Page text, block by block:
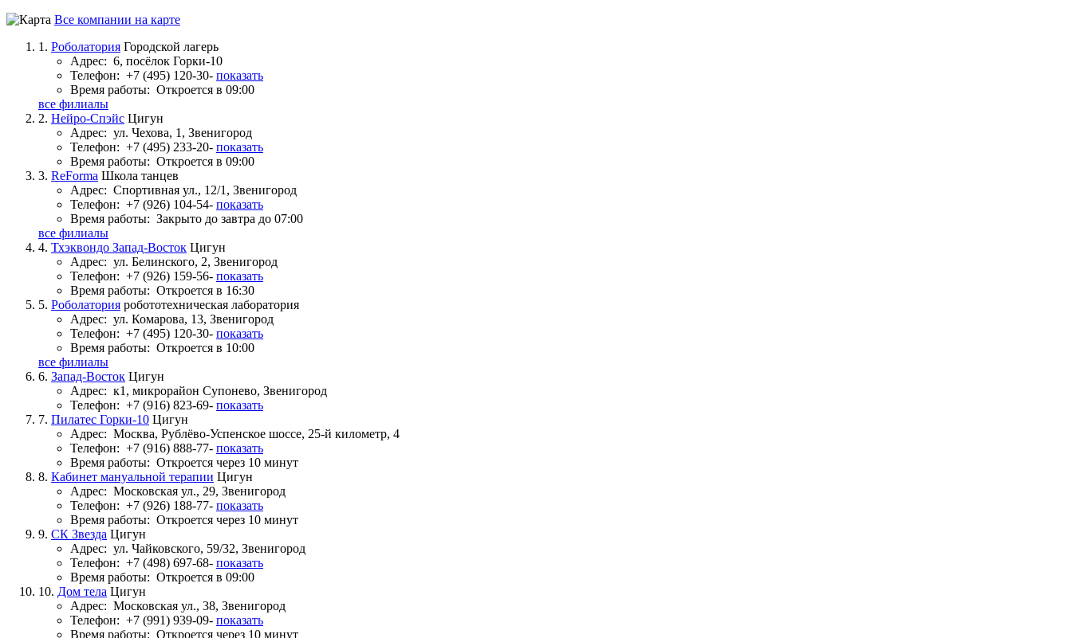
Все компании на карте
1. Роболатория Городской лагерь
Адрес: 6, посёлок Горки-10
Телефон: +7 (495) 120-30- показать
Время работы: Откроется в 09:00
все филиалы
2. Нейро-Спэйс Цигун
Адрес: ул. Чехова, 1, Звенигород
Телефон: +7 (495) 233-20- показать
Время работы: Откроется в 09:00
3. ReForma Школа танцев
Адрес: Спортивная ул., 12/1, Звенигород
Телефон: +7 (926) 104-54- показать
Время работы: Закрыто до завтра до 07:00
все филиалы
4. Тхэквондо Запад-Восток Цигун
Адрес: ул. Белинского, 2, Звенигород
Телефон: +7 (926) 159-56- показать
Время работы: Откроется в 16:30
5. Роболатория робототехническая лаборатория
Адрес: ул. Комарова, 13, Звенигород
Телефон: +7 (495) 120-30- показать
Время работы: Откроется в 10:00
все филиалы
6. Запад-Восток Цигун
Адрес: к1, микрорайон Супонево, Звенигород
Телефон: +7 (916) 823-69- показать
7. Пилатес Горки-10 Цигун
Адрес: Москва, Рублёво-Успенское шоссе, 25-й километр, 4
Телефон: +7 (916) 888-77- показать
Время работы: Откроется через 10 минут
8. Кабинет мануальной терапии Цигун
Адрес: Московская ул., 29, Звенигород
Телефон: +7 (926) 188-77- показать
Время работы: Откроется через 10 минут
9. СК Звезда Цигун
Адрес: ул. Чайковского, 59/32, Звенигород
Телефон: +7 (498) 697-68- показать
Время работы: Откроется в 09:00
10. Дом тела Цигун
Адрес: Московская ул., 38, Звенигород
Телефон: +7 (991) 939-09- показать
Время работы: Откроется через 10 минут